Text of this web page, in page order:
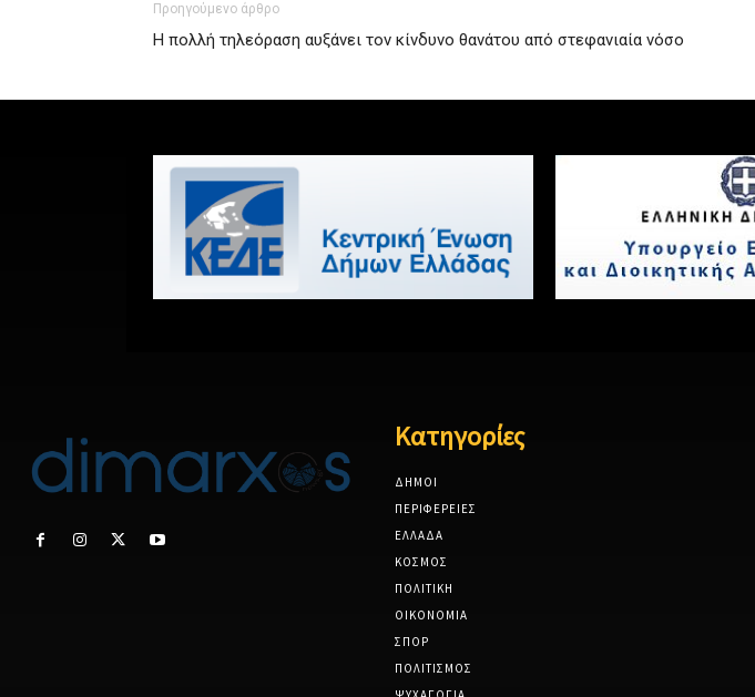
Προηγούμενο άρθρο
Η πολλή τηλεόραση αυξάνει τον κίνδυνο θανάτου από στεφανιαία νόσο
Κατηγορίες
ΔΗΜΟΙ
ΠΕΡΙΦΕΡΕΙΕΣ
ΕΛΛΑΔΑ
ΚΟΣΜΟΣ
ΠΟΛΙΤΙΚΗ
ΟΙΚΟΝΟΜΙΑ
ΣΠΟΡ
ΠΟΛΙΤΙΣΜΟΣ